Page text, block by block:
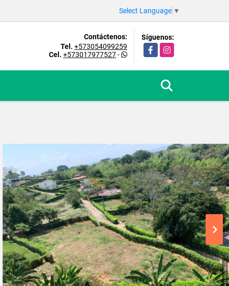
Select Language ▼
Contáctenos:
Tel. +573054099259
Cel. +573017977527-
Síguenos:
FacebookInstagram